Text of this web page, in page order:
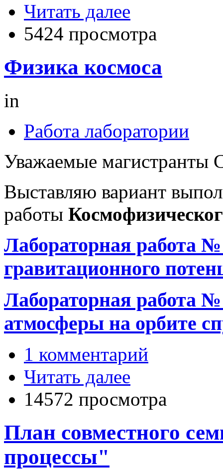
Читать далее
5424 просмотра
Физика космоса
in
Работа лаборатории
Уважаемые
Выставляю вариант
работы
Лабораторная работа
гравитационного
Лабораторная работа
атмосферы на орбите
1 комментарий
Читать далее
14572 просмотра
План совместного
процессы"